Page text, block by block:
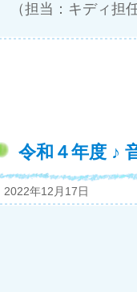
（担当：キディ担
令和４年度 ♪
2022年12月17日